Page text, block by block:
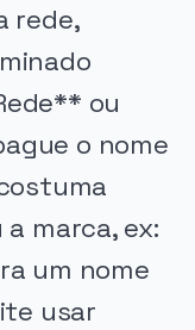
rede,
ou
o nome
marca, ex:
um nome
usar